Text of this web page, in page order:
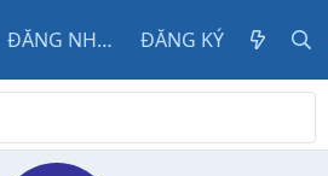
ĐĂNG NHẬP ĐĂNG KÝ